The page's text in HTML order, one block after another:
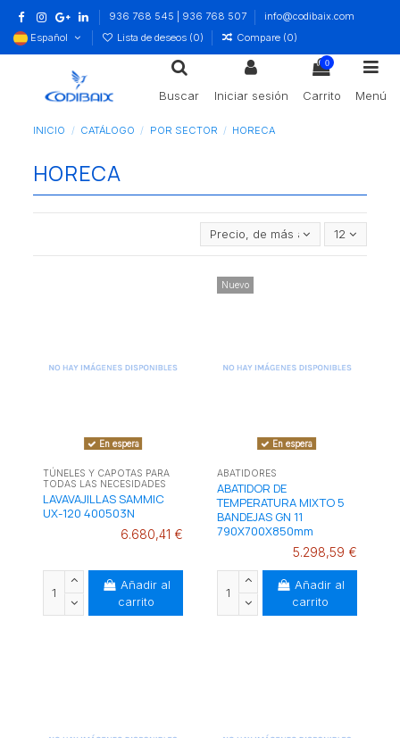
936 768 545 | 936 768 507
info@codibaix.com
Español
Lista de deseos (0) Compare (0)
Buscar Iniciar sesión
0
Carrito Menú
INICIO CATÁLOGO POR SECTOR HORECA
HORECA
Precio, de más alto a más bajo
12
En espera
TÚNELES Y CAPOTAS PARA
TODAS LAS NECESIDADES
LAVAVAJILLAS SAMMIC
UX-120 400503N
6.680,41 €
Añadir al
carrito
Nuevo
En espera
ABATIDORES
ABATIDOR DE
TEMPERATURA MIXTO 5
BANDEJAS GN 11
790X700X850mm
5.298,59 €
Añadir al
carrito